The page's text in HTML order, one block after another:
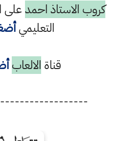
كروب الاستاذ احمدعلى
التعليمي
قناة الالعاب